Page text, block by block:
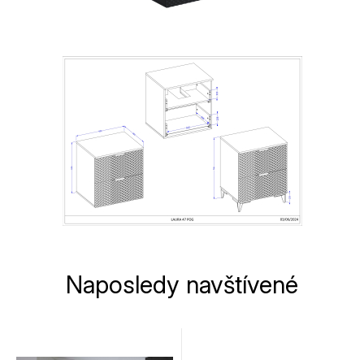
Naposledy navštívené